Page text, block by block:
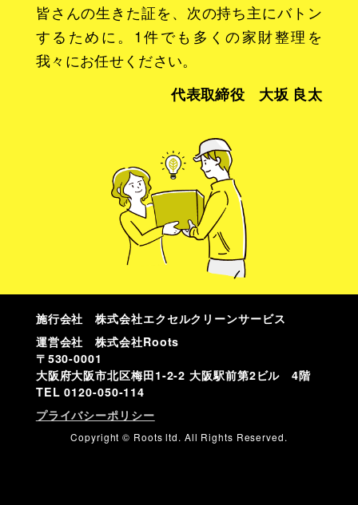
皆さんの生きた証を、次の持ち主にバトン
するために。1件でも多くの家財整理を
我々にお任せください。
代表取締役 大坂 良太
施行会社 株式会社エクセルクリーンサービス
運営会社 株式会社Roots
〒530-0001
大阪府大阪市北区梅田1-2-2 大阪駅前第2ビル 4階
TEL0120-050-114
プライバシーポリシー
Copyright © Roots ltd. All Rights Reserved.